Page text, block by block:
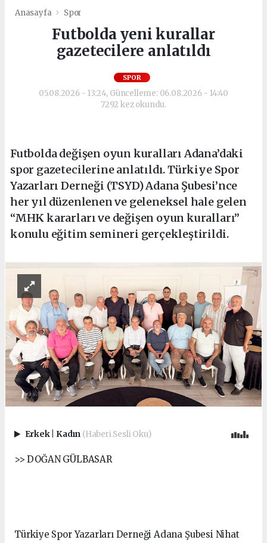
Anasayfa Spor
Futbolda yeni kurallar
gazetecilere anlatıldı
SPOR
05.08.2026 - 13:24, Güncelleme: 06.08.2026 - 14:40
7292 kez okundu.
Futbolda değişen oyun kuralları Adana’daki
spor gazetecilerine anlatıldı. Türkiye Spor
Yazarları Derneği (TSYD) Adana Şubesi’nce
her yıl düzenlenen ve geleneksel hale gelen
“MHK kararları ve değişen oyun kuralları”
konulu eğitim semineri gerçekleştirildi.
Erkek Kadın (Haberi Sesli Oku)
>> DOĞAN GÜLBASAR
Türkiye Spor Yazarları Derneği Adana Şubesi Nihat